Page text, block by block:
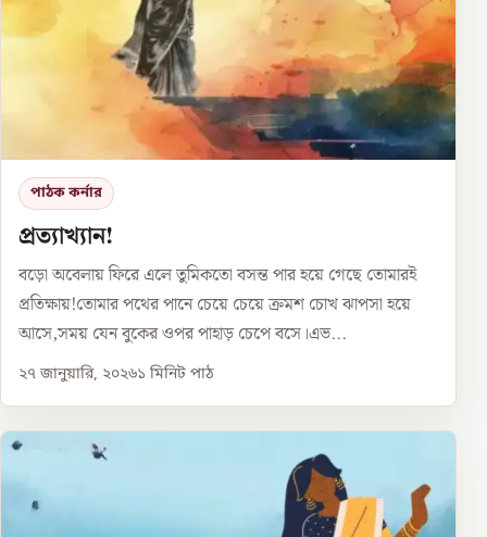
পাঠক কর্নার
প্রত্যাখ্যান!
বড়ো অবেলায় ফিরে এলে তুমিকতো বসন্ত পার হয়ে গেছে তোমারই
প্রতিক্ষায়!তোমার পথের পানে চেয়ে চেয়ে ক্রমশ চোখ ঝাপসা হয়ে
আসে,সময় যেন বুকের ওপর পাহাড় চেপে বসে।এভ...
২৭ জানুয়ারি, ২০২৬১ মিনিট পাঠ